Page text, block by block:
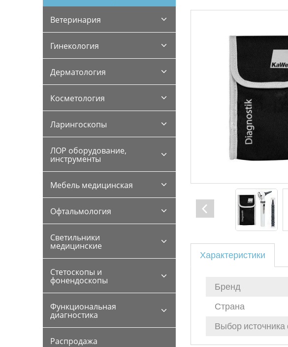
Ветеринария
Гинекология
Дерматология
Косметология
Ларингоскопы
ЛОР оборудование,
инструменты
Мебель медицинская
Офтальмология
Светильники
медицинские
Стетоскопы и
фонендоскопы
Функциональная
диагностика
Распродажа
Характеристики
Бренд
Страна
Выбор источника